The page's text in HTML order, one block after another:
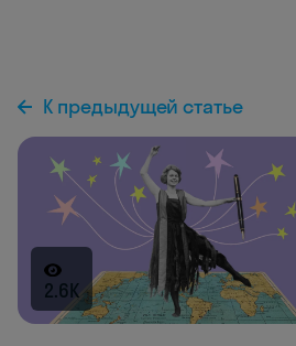
К предыдущей статье
2.6K